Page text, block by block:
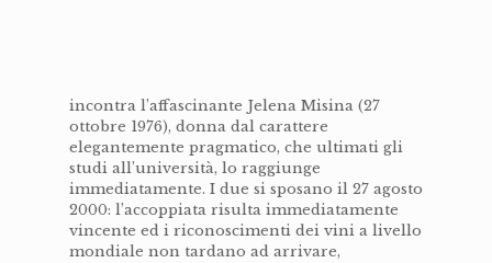
incontra l’affascinante Jelena Misina (27
ottobre 1976), donna dal carattere
elegantemente pragmatico, che ultimati gli
studi all’università, lo raggiunge
immediatamente. I due si sposano il 27 agosto
2000: l’accoppiata risulta immediatamente
vincente ed i riconoscimenti dei vini a livello
mondiale non tardano ad arrivare,